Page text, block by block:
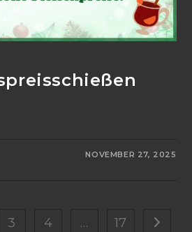
NOVEMBER 27, 2025
3 4 … 17 Gehe